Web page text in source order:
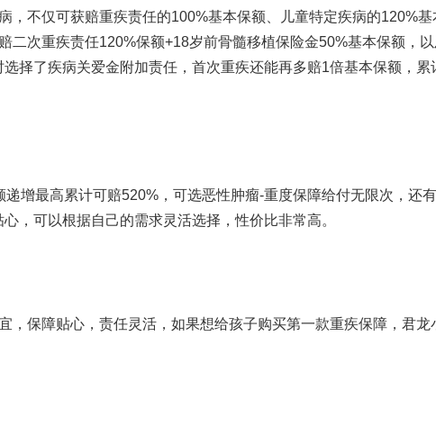
，不仅可获赔重疾责任的100%基本保额、儿童特定疾病的120%基
二次重疾责任120%保额+18岁前骨髓移植保险金50%基本保额，以
择了疾病关爱金附加责任，首次重疾还能再多赔1倍基本保额，累
递增最高累计可赔520% ，可选恶性肿瘤-重度保障给付无限次，还
，可以根据自己的需求灵活选择，性价比非常高。
，保障贴心，责任灵活，如果想给孩子购买第一款重疾保障，君龙